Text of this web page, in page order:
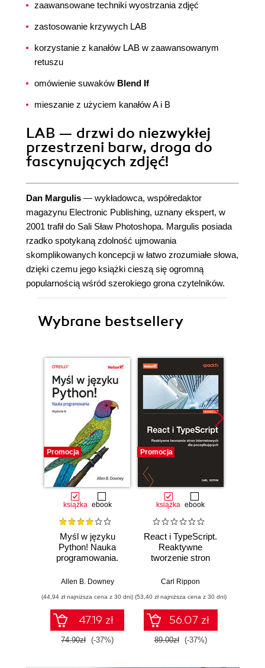
zaawansowane techniki wyostrzania zdjęć
zastosowanie krzywych LAB
korzystanie z kanałów LAB w zaawansowanym
retuszu
omówienie suwaków Blend If
mieszanie z użyciem kanałów A i B
LAB — drzwi do niezwykłej
przestrzeni barw, droga do
fascynujących zdjęć!
Dan Margulis — wykładowca, współredaktor
magazynu Electronic Publishing, uznany ekspert, w
2001 trafił do Sali Sław Photoshopa. Margulis posiada
rzadko spotykaną zdolność ujmowania
skomplikowanych koncepcji w łatwo zrozumiałe słowa,
dzięki czemu jego książki cieszą się ogromną
popularnością wśród szerokiego grona czytelników.
Wybrane bestsellery
Promocja
książka ebook
Myśl w języku
Python! Nauka
programowania.
Allen B. Downey
(44,94 zł najniższa cena z 30 dni)
47.19 zł
74.90zł (-37%)
Promocja
książka ebook
React i TypeScript.
Reaktywne
tworzenie stron
początkujących.
Carl Rippon
(53,40 zł najniższa cena z 30 dni)
56.07 zł
89.00zł (-37%)